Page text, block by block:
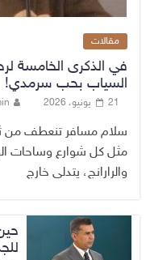
مقالات
في الذكرى الخامسة
السياب بحب سرمدي!
21 يونيو، 2026
سلام مسافر تنعطف من
مثل كل شوارع وساحات
والرارانج، يتدلى خارج